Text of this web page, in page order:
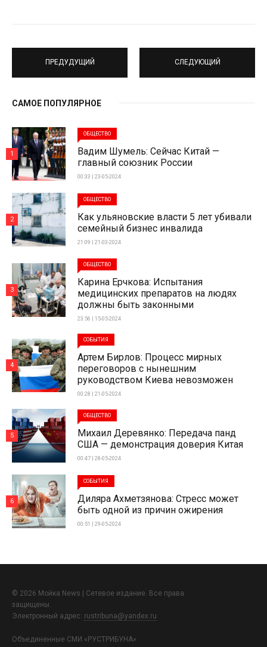
ПРЕДУДУЩИЙ СЛЕДУЮЩИЙ
САМОЕ ПОПУЛЯРНОЕ
ОБЩЕСТВО
Вадим Шумель: Сейчас Китай —
главный союзник России
00:33 | 23-05-2024
1
ОБЩЕСТВО
Как ульяновские власти 5 лет убивали
семейный бизнес инвалида
21:09 | 21-03-2024
2
ОБЩЕСТВО
Карина Ерчкова: Испытания
медицинских препаратов на людях
должны быть законными
23:56 | 15-05-2024
3
СОБЫТИЯ
Артем Бирлов: Процесс мирных
переговоров с нынешним
руководством Киева невозможен
00:28 | 21-05-2024
4
ОБЩЕСТВО
Михаил Деревянко: Передача панд
США — демонстрация доверия Китая
00:47 | 28-05-2024
5
СОБЫТИЯ
Диляра Ахметзянова: Стресс может
быть одной из причин ожирения
00:51 | 29-05-2024
6
© 2026 Мойка News | Сетевое издание. Все права
защищены.
Электронный адрес: rustribuna@yandex.ru
Объединенные СМИ «РУСТРИБУНА»